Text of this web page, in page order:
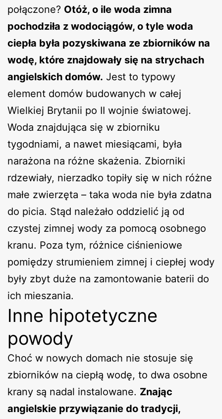
połączone? Otóż, o ile woda zimna
pochodziła z wodociągów, o tyle woda
ciepła była pozyskiwana ze zbiorników na
wodę, które znajdowały się na strychach
angielskich domów. Jest to typowy
element domów budowanych w całej
Wielkiej Brytanii po II wojnie światowej.
Woda znajdująca się w zbiorniku
tygodniami, a nawet miesiącami, była
narażona na różne skażenia. Zbiorniki
rdzewiały, nierzadko topiły się w nich różne
małe zwierzęta – taka woda nie była zdatna
do picia. Stąd należało oddzielić ją od
czystej zimnej wody za pomocą osobnego
kranu. Poza tym, różnice ciśnieniowe
pomiędzy strumieniem zimnej i ciepłej wody
były zbyt duże na zamontowanie baterii do
ich mieszania.
Inne hipotetyczne
powody
Choć w nowych domach nie stosuje się
zbiorników na ciepłą wodę, to dwa osobne
krany są nadal instalowane. Znając
angielskie przywiązanie do tradycji,